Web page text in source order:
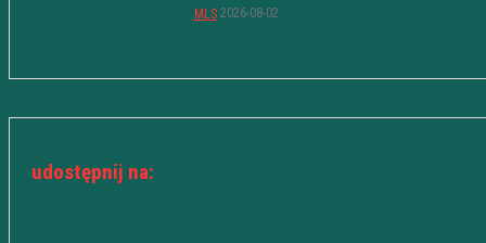
MLS 2026-08-02
udostępnij na: